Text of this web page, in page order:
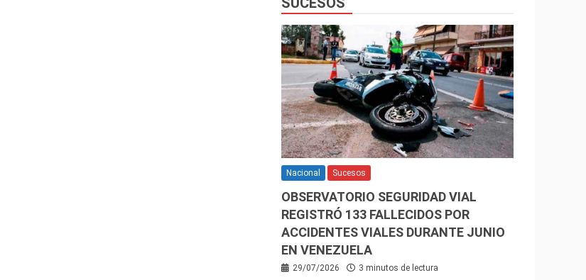
Nacional Sucesos
OBSERVATORIO SEGURIDAD VIAL
REGISTRÓ 133 FALLECIDOS POR
ACCIDENTES VIALES DURANTE JUNIO
EN VENEZUELA
29/07/2026 3 minutos de lectura